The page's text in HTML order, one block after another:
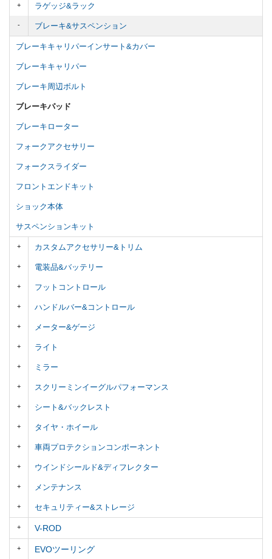
ラゲッジ&ラック
ブレーキ&サスペンション
ブレーキキャリパーインサート&カバー
ブレーキキャリパー
ブレーキ周辺ボルト
ブレーキパッド
ブレーキローター
フォークアクセサリー
フォークスライダー
フロントエンドキット
ショック本体
サスペンションキット
カスタムアクセサリー&トリム
電装品&バッテリー
フットコントロール
ハンドルバー&コントロール
メーター&ゲージ
ライト
ミラー
スクリーミンイーグルパフォーマンス
シート&バックレスト
タイヤ・ホイール
車両プロテクションコンポーネント
ウインドシールド&ディフレクター
メンテナンス
セキュリティー&ストレージ
V-ROD
EVOツーリング